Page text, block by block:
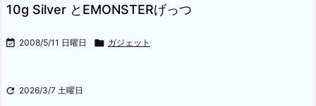
10g Silver とEMONSTERげっつ
 2008/5/11 日曜日  ガジェット
 2026/3/7 土曜日